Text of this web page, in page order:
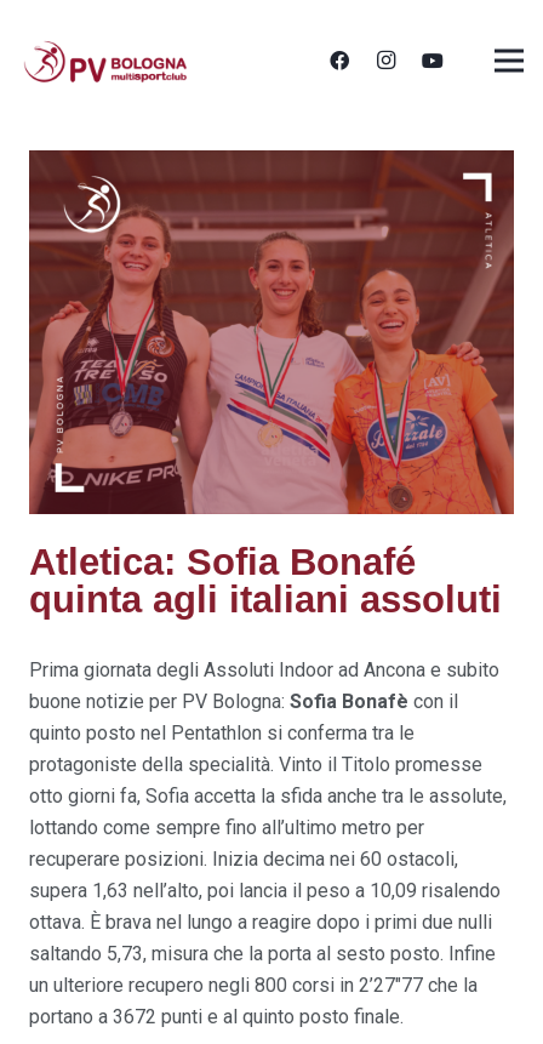
Atletica: Sofia Bonafé
quinta agli italiani assoluti
Prima giornata degli Assoluti Indoor ad Ancona e subito
buone notizie per PV Bologna: Sofia Bonafè con il
quinto posto nel Pentathlon si conferma tra le
protagoniste della specialità. Vinto il Titolo promesse
otto giorni fa, Sofia accetta la sfida anche tra le assolute,
lottando come sempre fino all’ultimo metro per
recuperare posizioni. Inizia decima nei 60 ostacoli,
supera 1,63 nell’alto, poi lancia il peso a 10,09 risalendo
ottava. È brava nel lungo a reagire dopo i primi due nulli
saltando 5,73, misura che la porta al sesto posto. Infine
un ulteriore recupero negli 800 corsi in 2’27″77 che la
portano a 3672 punti e al quinto posto finale.